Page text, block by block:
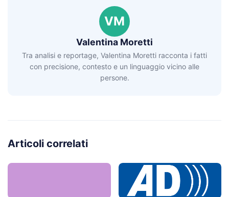
VM
Valentina Moretti
Tra analisi e reportage, Valentina Moretti racconta i fatti
con precisione, contesto e un linguaggio vicino alle
persone.
Articoli correlati